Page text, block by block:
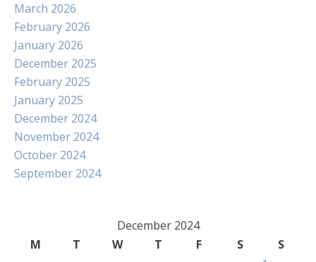
March 2026
February 2026
January 2026
December 2025
February 2025
January 2025
December 2024
November 2024
October 2024
September 2024
December 2024
M
T W T F S
S